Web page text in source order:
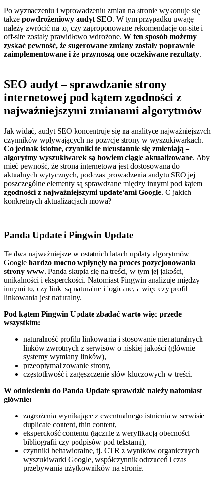
Po wyznaczeniu i wprowadzeniu zmian na stronie wykonuje się
także powdrożeniowy audyt SEO. W tym przypadku uwagę
należy zwrócić na to, czy zaproponowane rekomendacje on-site i
off-site zostały prawidłowo wdrożone. W ten sposób możemy
zyskać pewność, że sugerowane zmiany zostały poprawnie
zaimplementowane i że przynoszą one oczekiwane rezultaty.
SEO audyt – sprawdzanie strony
internetowej pod kątem zgodności z
najważniejszymi zmianami algorytmów
Jak widać, audyt SEO koncentruje się na analityce najważniejszych
czynników wpływających na pozycje strony w wyszukiwarkach.
Co jednak istotne, czynniki te nieustannie się zmieniają –
algorytmy wyszukiwarek są bowiem ciągle aktualizowane. Aby
mieć pewność, że strona internetowa jest dostosowana do
aktualnych wytycznych, podczas prowadzenia audytu SEO jej
poszczególne elementy są sprawdzane między innymi pod kątem
zgodności z najważniejszymi update’ami Google. O jakich
konkretnych aktualizacjach mowa?
Panda Update i Pingwin Update
Te dwa najważniejsze w ostatnich latach updaty algorytmów
Google bardzo mocno wpłynęły na proces pozycjonowania
strony www. Panda skupia się na treści, w tym jej jakości,
unikalności i eksperckości. Natomiast Pingwin analizuje między
innymi to, czy linki są naturalne i logiczne, a więc czy profil
linkowania jest naturalny.
Pod kątem Pingwin Update zbadać warto więc przede
wszystkim:
naturalność profilu linkowania i stosowanie nienaturalnych
linków zwrotnych z serwisów o niskiej jakości (głównie
systemy wymiany linków),
przeoptymalizowanie strony,
częstotliwość i zagęszczenie słów kluczowych w treści.
W odniesieniu do Panda Update sprawdzić należy natomiast
głównie:
zagrożenia wynikające z ewentualnego istnienia w serwisie
duplicate content, thin content,
eksperckość contentu (łącznie z weryfikacją obecności
bibliografii czy podpisów pod tekstami),
czynniki behawioralne, tj. CTR z wyników organicznych
wyszukiwarki Google, współczynnik odrzuceń i czas
przebywania użytkowników na stronie.